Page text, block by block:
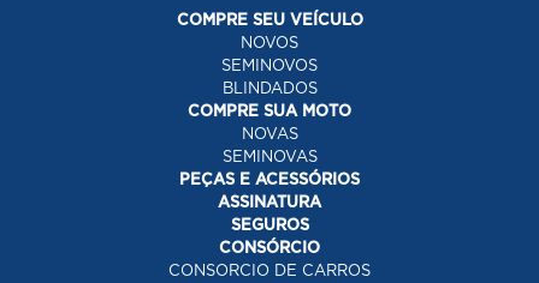
COMPRE SEU VEÍCULO
NOVOS
SEMINOVOS
BLINDADOS
COMPRE SUA MOTO
NOVAS
SEMINOVAS
PEÇAS E ACESSÓRIOS
ASSINATURA
SEGUROS
CONSÓRCIO
CONSORCIO DE CARROS